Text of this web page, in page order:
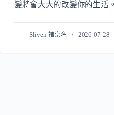
變將會大大的改變你的生活。
Sliven 褚崇名 2026-07-28